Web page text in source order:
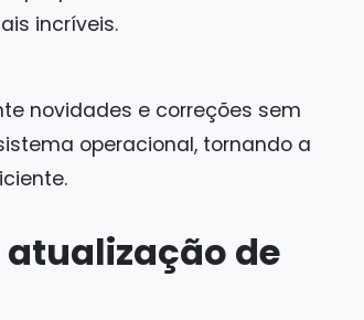
incríveis.
novidades e correções sem
operacional, tornando a
de